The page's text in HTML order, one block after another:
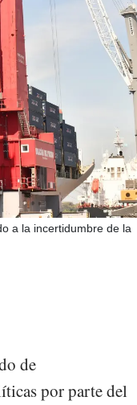
a la incertidumbre de la
de
por parte del